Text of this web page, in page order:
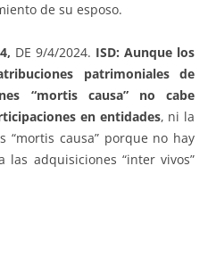
de su esposo.
DE 9/4/2024. ISD: Aunque los
patrimoniales de
“mortis causa” no cabe
en entidades, ni la
“mortis causa” porque no hay
adquisiciones “inter vivos”